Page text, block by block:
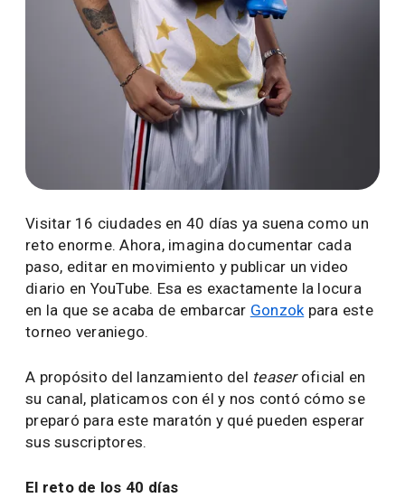
Visitar 16 ciudades en 40 días ya suena como un
reto enorme. Ahora, imagina documentar cada
paso, editar en movimiento y publicar un video
diario en YouTube. Esa es exactamente la locura
en la que se acaba de embarcar Gonzokpara este
torneo veraniego.
A propósito del lanzamiento del teaseroficial en
su canal, platicamos con él y nos contó cómo se
preparó para este maratón y qué pueden esperar
sus suscriptores.
El reto de los 40 días